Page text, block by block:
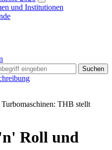
und Institutionen
Suchen
THB stellt
Roll und